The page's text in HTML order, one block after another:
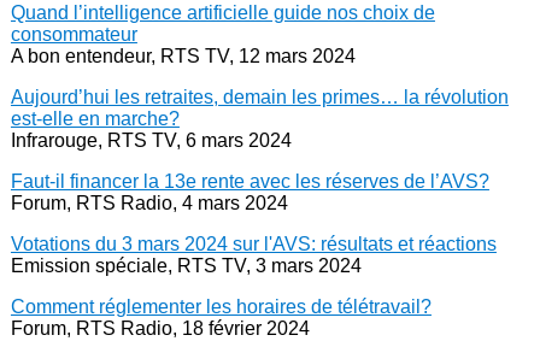
Quand l’intelligence artificielle guide nos choix de
consommateur
A bon entendeur, RTS TV, 12 mars 2024
Aujourd’hui les retraites, demain les primes… la révolution
est-elle en marche?
Infrarouge, RTS TV, 6 mars 2024
Faut-il financer la 13e rente avec les réserves de l’AVS?
Forum, RTS Radio, 4 mars 2024
Votations du 3 mars 2024 sur l'AVS: résultats et réactions
Emission spéciale, RTS TV, 3 mars 2024
Comment réglementer les horaires de télétravail?
Forum, RTS Radio, 18 février 2024